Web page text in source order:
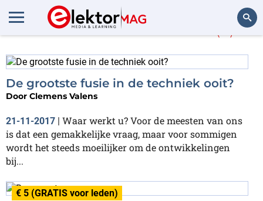
Meer overFreescale
De grootste fusie in de techniek ooit?
Door Clemens Valens
21-11-2017 | Waar werkt u? Voor de meesten van ons
is dat een gemakkelijke vraag, maar voor sommigen
wordt het steeds moeilijker om de ontwikkelingen
bij...
€ 5 (GRATIS voor leden)